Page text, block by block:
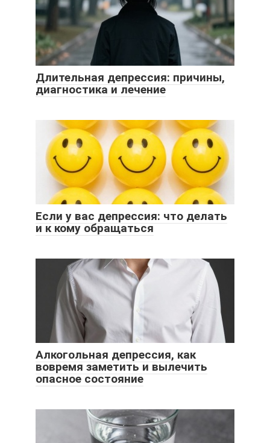
Длительная депрессия: причины,
диагностика и лечение
Если у вас депрессия: что делать
и к кому обращаться
Алкогольная депрессия, как
вовремя заметить и вылечить
опасное состояние